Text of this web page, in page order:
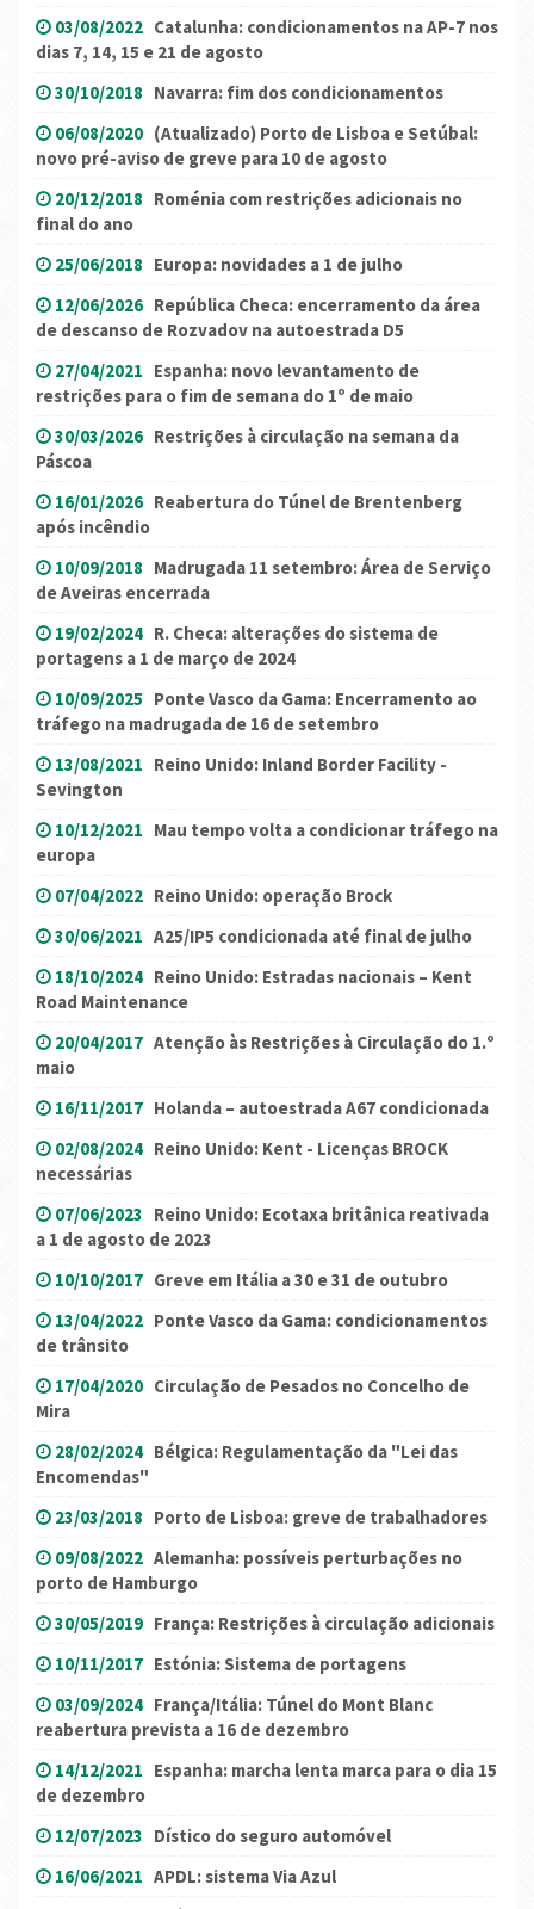
03/08/2022 Catalunha: condicionamentos na AP-7 nos
dias 7, 14, 15 e 21 de agosto
30/10/2018 Navarra: fim dos condicionamentos
06/08/2020 (Atualizado) Porto de Lisboa e Setúbal:
novo pré-aviso de greve para 10 de agosto
20/12/2018 Roménia com restrições adicionais no
final do ano
25/06/2018 Europa: novidades a 1 de julho
12/06/2026 República Checa: encerramento da área
de descanso de Rozvadov na autoestrada D5
27/04/2021 Espanha: novo levantamento de
restrições para o fim de semana do 1º de maio
30/03/2026 Restrições à circulação na semana da
Páscoa
16/01/2026 Reabertura do Túnel de Brentenberg
após incêndio
10/09/2018 Madrugada 11 setembro: Área de Serviço
de Aveiras encerrada
19/02/2024 R. Checa: alterações do sistema de
portagens a 1 de março de 2024
10/09/2025 Ponte Vasco da Gama: Encerramento ao
tráfego na madrugada de 16 de setembro
13/08/2021 Reino Unido: Inland Border Facility -
Sevington
10/12/2021 Mau tempo volta a condicionar tráfego na
europa
07/04/2022 Reino Unido: operação Brock
30/06/2021 A25/IP5 condicionada até final de julho
18/10/2024 Reino Unido: Estradas nacionais – Kent
Road Maintenance
20/04/2017 Atenção às Restrições à Circulação do 1.º
maio
16/11/2017 Holanda – autoestrada A67 condicionada
02/08/2024 Reino Unido: Kent - Licenças BROCK
necessárias
07/06/2023 Reino Unido: Ecotaxa britânica reativada
a 1 de agosto de 2023
10/10/2017 Greve em Itália a 30 e 31 de outubro
13/04/2022 Ponte Vasco da Gama: condicionamentos
de trânsito
17/04/2020 Circulação de Pesados no Concelho de
Mira
28/02/2024 Bélgica: Regulamentação da "Lei das
Encomendas"
23/03/2018 Porto de Lisboa: greve de trabalhadores
09/08/2022 Alemanha: possíveis perturbações no
porto de Hamburgo
30/05/2019 França: Restrições à circulação adicionais
10/11/2017 Estónia: Sistema de portagens
03/09/2024 França/Itália: Túnel do Mont Blanc
reabertura prevista a 16 de dezembro
14/12/2021 Espanha: marcha lenta marca para o dia 15
de dezembro
12/07/2023 Dístico do seguro automóvel
16/06/2021 APDL: sistema Via Azul